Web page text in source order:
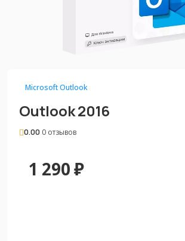
Microsoft Outlook
Outlook 2016
0.00 0 отзывов
1 290₽